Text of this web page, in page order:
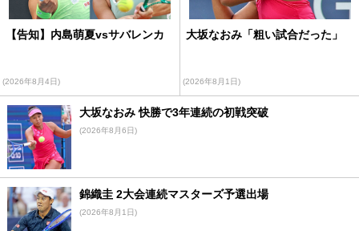
【告知】内島萌夏vsサバレンカ
(2026年8月4日)
大坂なおみ「粗い試合だった」
(2026年8月1日)
大坂なおみ 快勝で3年連続の初戦突破
(2026年8月6日)
錦織圭 2大会連続マスターズ予選出場
(2026年8月1日)